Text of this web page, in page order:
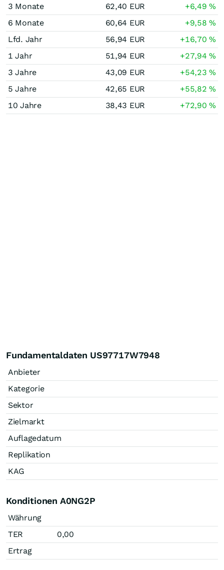
3 Monate
62,40 EUR +6,49%
6 Monate
60,64 EUR +9,58%
Lfd. Jahr
56,94 EUR +16,70%
1 Jahr
51,94 EUR +27,94%
3 Jahre
43,09 EUR +54,23%
5 Jahre
42,65 EUR +55,82%
10 Jahre
38,43 EUR +72,90%
Fundamentaldaten US97717W7948
Anbieter
Kategorie
Sektor
Zielmarkt
Auflagedatum
Replikation
KAG
Konditionen A0NG2P
Währung
TER
0,00
Ertrag